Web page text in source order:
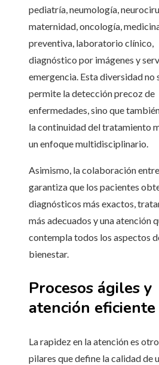
pediatría, neumología,
maternidad, oncología,
preventiva, laboratorio clínico,
diagnóstico por imágenes y
emergencia. Esta diversidad no
permite la detección precoz de
enfermedades, sino que
la continuidad del tratamiento
un enfoque multidisciplinario.
Asimismo, la colaboración
garantiza que los pacientes
diagnósticos más exactos,
más adecuados y una atención
contempla todos los aspectos
bienestar.
Procesos ágiles y
atención eficiente
La rapidez en la atención es
pilares que define la calidad de